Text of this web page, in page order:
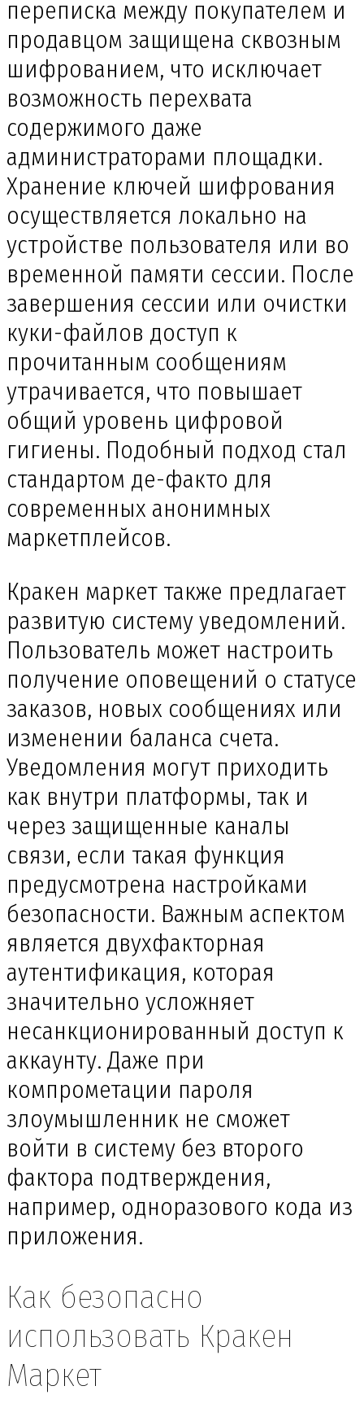
переписка между покупателем и
продавцом защищена сквозным
шифрованием, что исключает
возможность перехвата
содержимого даже
администраторами площадки.
Хранение ключей шифрования
осуществляется локально на
устройстве пользователя или во
временной памяти сессии. После
завершения сессии или очистки
куки-файлов доступ к
прочитанным сообщениям
утрачивается, что повышает
общий уровень цифровой
гигиены. Подобный подход стал
стандартом де-факто для
современных анонимных
маркетплейсов.
Кракен маркет также предлагает
развитую систему уведомлений.
Пользователь может настроить
получение оповещений о статусе
заказов, новых сообщениях или
изменении баланса счета.
Уведомления могут приходить
как внутри платформы, так и
через защищенные каналы
связи, если такая функция
предусмотрена настройками
безопасности. Важным аспектом
является двухфакторная
аутентификация, которая
значительно усложняет
несанкционированный доступ к
аккаунту. Даже при
компрометации пароля
злоумышленник не сможет
войти в систему без второго
фактора подтверждения,
например, одноразового кода из
приложения.
Как безопасно
использовать Кракен
Маркет